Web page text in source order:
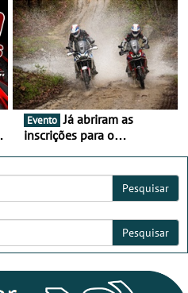
duas rodas invade o Baixo
Alentejo
Evento Já abriram as
inscrições para o
Pesquisar
Pesquisar